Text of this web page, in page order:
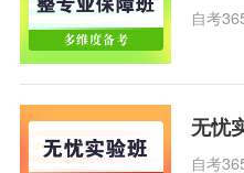
自考
无忧
自考